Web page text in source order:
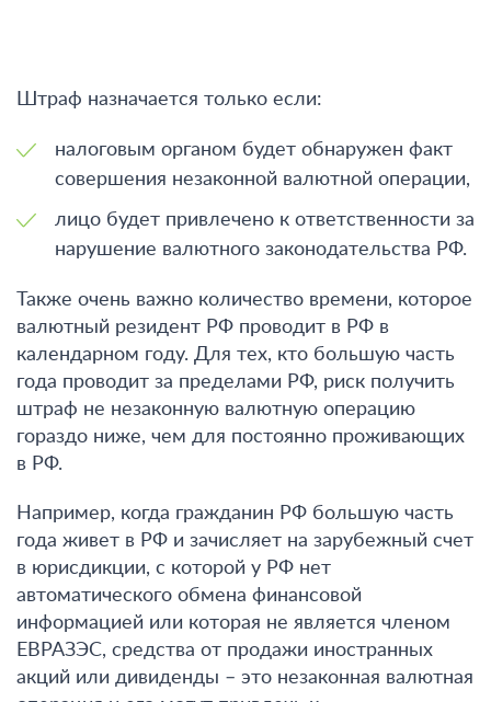
Штраф назначается только если:
налоговым органом будет обнаружен факт
совершения незаконной валютной операции,
лицо будет привлечено к ответственности за
нарушение валютного законодательства РФ.
Также очень важно количество времени, которое
валютный резидент РФ проводит в РФ в
календарном году. Для тех, кто большую часть
года проводит за пределами РФ, риск получить
штраф не незаконную валютную операцию
гораздо ниже, чем для постоянно проживающих
в РФ.
Например, когда гражданин РФ большую часть
года живет в РФ и зачисляет на зарубежный счет
в юрисдикции, с которой у РФ нет
автоматического обмена финансовой
информацией или которая не является членом
ЕВРАЗЭС, средства от продажи иностранных
акций или дивиденды – это незаконная валютная